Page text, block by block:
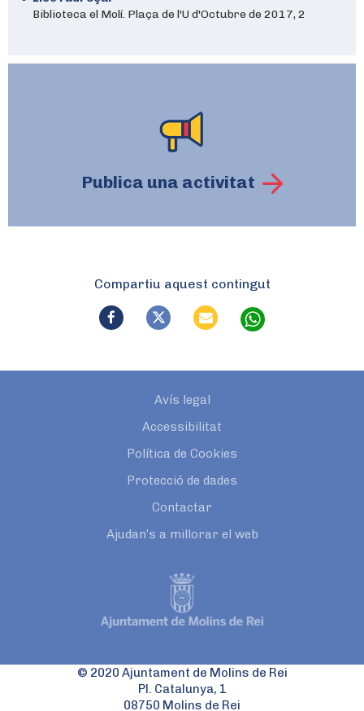
Biblioteca el Molí. Plaça de l'U d'Octubre de 2017, 2
Publica una activitat
Compartiu aquest contingut
Avís legal
Accessibilitat
Política de Cookies
Protecció de dades
Contactar
Ajudan’s a millorar el web
© 2020 Ajuntament de Molins de Rei
Pl. Catalunya, 1
08750 Molins de Rei